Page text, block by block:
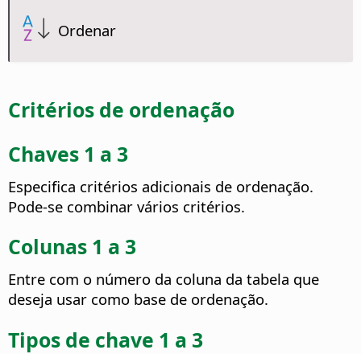
Ordenar
Critérios de ordenação
Chaves 1 a 3
Especifica critérios adicionais de ordenação.
Pode-se combinar vários critérios.
Colunas 1 a 3
Entre com o número da coluna da tabela que
deseja usar como base de ordenação.
Tipos de chave 1 a 3